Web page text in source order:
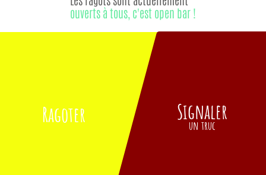
Ragoter
ouverts à tous, c'est open bar !
Signaler
un truc